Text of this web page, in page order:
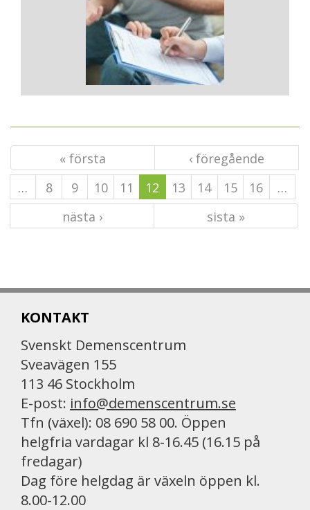
« första
‹ föregående
…
8 9 10 11 12 13 14 15 16
…
nästa ›
sista »
KONTAKT
Svenskt Demenscentrum
Sveavägen 155
113 46 Stockholm
E-post: info@demenscentrum.se
Tfn (växel): 08 690 58 00. Öppen
helgfria vardagar kl 8-16.45 (16.15 på
fredagar)
Dag före helgdag är växeln öppen kl.
8.00-12.00